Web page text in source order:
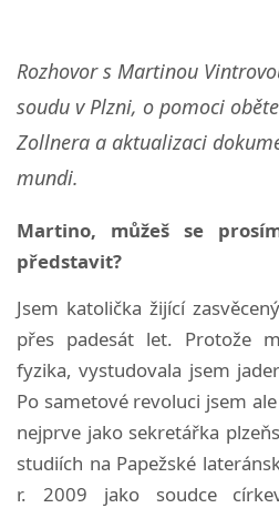
Rozhovor s Martinou
soudu v Plzni, o pomoci
Zollnera a aktualizaci
mundi.
Martino, můžeš se
představit?
Jsem katolička žijící
přes padesát let. Protože
fyzika, vystudovala jsem
Po sametové revoluci jsem
nejprve jako sekretářka
studiích na Papežské
r. 2009 jako soudce